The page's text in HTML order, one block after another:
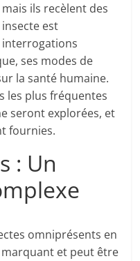
ils recèlent des
est
interrogations
ses modes de
la santé humaine.
les plus fréquentes
seront explorées, et
fournies.
: Un
omniprésents en
marquant et peut être